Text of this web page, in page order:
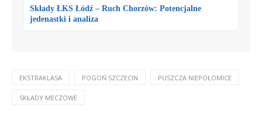
Składy ŁKS Łódź – Ruch Chorzów: Potencjalne
jedenastki i analiza
EKSTRAKLASA POGOŃ SZCZECIN PUSZCZA NIEPOŁOMICE
SKŁADY MECZOWE